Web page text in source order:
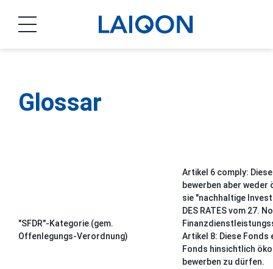
LAIQON
Glossar
"SFDR"-Kategorie (gem.
Offenlegungs-Verordnung)
Artikel 6 comply:
bewerben aber
sie "nachhaltige
DES RATES vom 27.
Artikel 8: Diese
Fonds hinsichtlich
bewerben zu dürfen.